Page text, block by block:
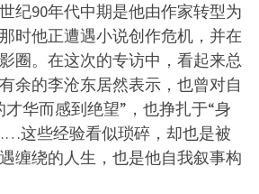
纪90年代中期是他由作家转型为
时他正遭遇小说创作危机，并在
圈。在这次的专访中，看起来总
余的李沧东居然表示，也曾对自
华而感到绝望”，也挣扎于“身
这些经验看似琐碎，却也是被
缠绕的人生，也是他自我叙事构